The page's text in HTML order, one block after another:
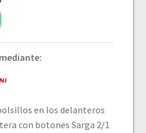
en los delanteros
con botones Sarga 2/1